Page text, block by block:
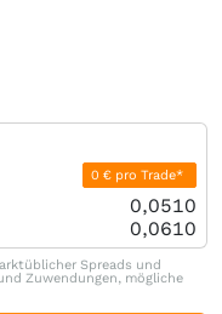
0 € pro Trade*
0,0510
0,0610
Spreads und
Zuwendungen, mögliche